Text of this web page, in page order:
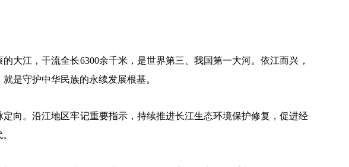
大江，干流全长6300余千米，是世界第三、我国第一大河。依江而兴，
是守护中华民族的永续发展根基。
向。沿江地区牢记重要指示，持续推进长江生态环境保护修复，促进经